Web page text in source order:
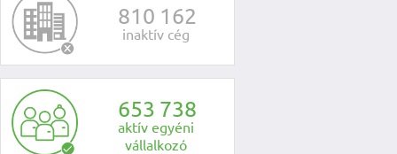
810 162
inaktív cég
653 738
aktív egyéni
vállalkozó